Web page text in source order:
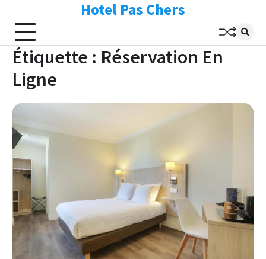
content
Hotel Pas Chers
Étiquette : Réservation En
Ligne